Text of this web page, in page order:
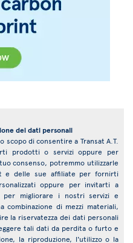
dei dati personali
di consentire a Transat A.T.
prodotti o servizi oppure per
consenso, potremmo utilizzarle
e delle sue affiliate per fornirti
oppure per invitarti a
per migliorare i nostri servizi e
combinazione di mezzi materiali,
la riservatezza dei dati personali
tali dati da perdita o furto e
la riproduzione, l'utilizzo o la